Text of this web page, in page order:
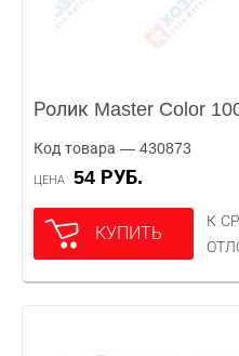
Ролик Master Color
Код товара — 430873
ЦЕНА 54 РУБ.
КУПИТЬ
К